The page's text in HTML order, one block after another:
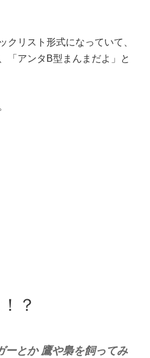
クリスト形式になっていて、
「アンタB型まんまだよ」と
？
ーとか 鷹や梟を飼ってみ